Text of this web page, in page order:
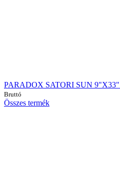
PARADOX SATORI SUN
Bruttó
Összes termék